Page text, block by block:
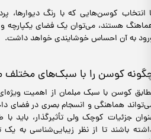
انتخاب کوسن‌هایی که با رنگ دیوارها،
هستند، می‌توان یک فضای یکپارچه
به آن احساس خوشایندی خواهد داشت.
کوسن را با سبک‌های مختلف
کوسن با سبک مبلمان از اهمیت
هماهنگی و انسجام بصری در فضای
جزئیات کوچک ولی تأثیرگذار، باید
باشند تا از نظر زیبایی‌شناسی